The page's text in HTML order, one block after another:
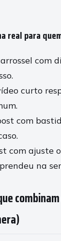
real para
com
curto
com
com ajuste
na